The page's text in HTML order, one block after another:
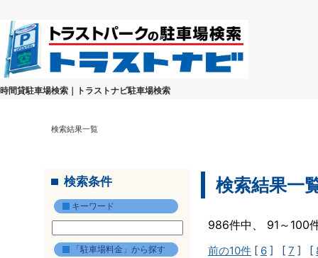
時間貸駐車場検索｜トラストナビ駐車場検索
検索結果一覧
検索条件
キーワード
「駐車場料金」から探す
検索結果一
986件中、 91～100
前の10件 [ 6 ] [ 7 ] [